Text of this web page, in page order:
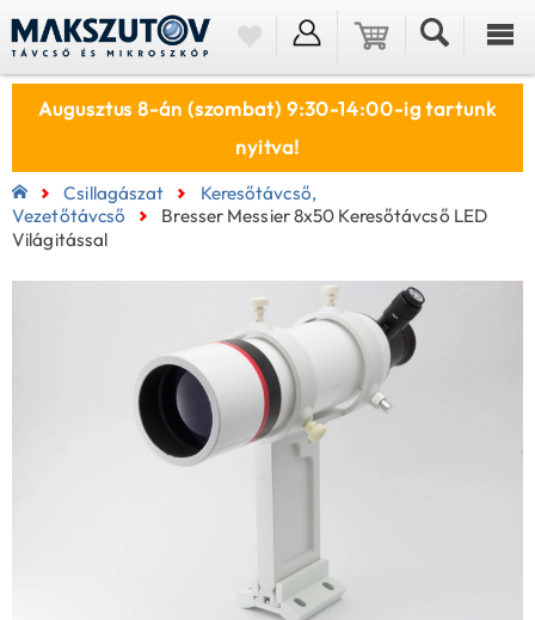
Augusztus 8-án (szombat) 9:30-14:00-ig tartunk
nyitva!
Csillagászat
Keresőtávcső,
Vezetőtávcső
Bresser Messier 8x50 Keresőtávcső LED
Világitással